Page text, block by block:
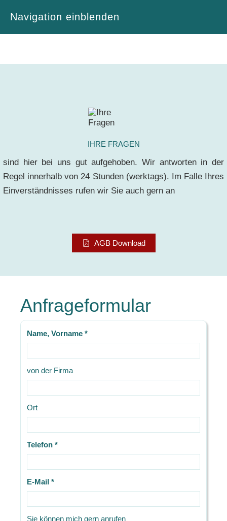
Navigation einblenden
IHRE FRAGEN
sind hier bei uns gut aufgehoben. Wir antworten in der
Regel innerhalb von 24 Stunden (werktags). Im Falle Ihres
Einverständnisses rufen wir Sie auch gern an
AGB Download
Anfrageformular
Name, Vorname *
von der Firma
Ort
Telefon *
E-Mail *
Sie können mich gern anrufen